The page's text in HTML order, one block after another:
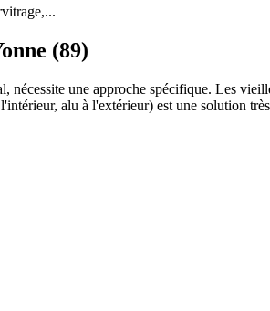
(89)
une approche spécifique. Les
alu à l'extérieur) est une solution